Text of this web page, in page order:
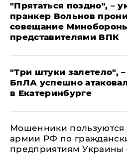
"Прятаться поздно", –
пранкер Вольнов
совещание
представителями ВПК
"Три штуки залетело",
БпЛА успешно
в Екатеринбурге
Мошенники пользуются
армии РФ по
предприятиям